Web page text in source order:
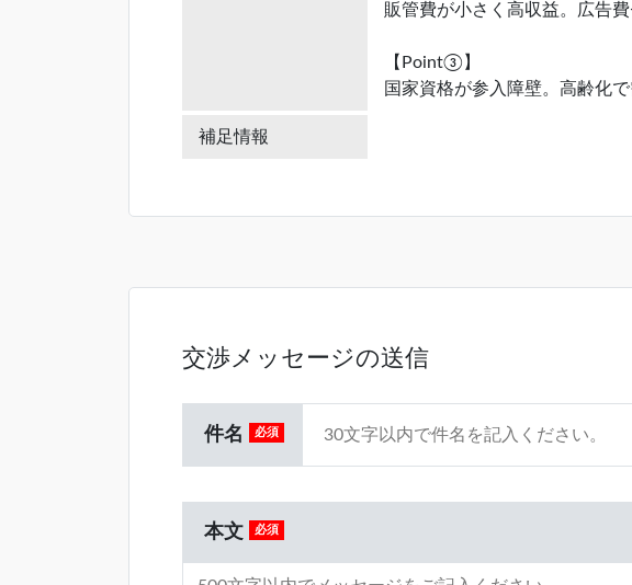
販管費が小さく高収益。広告費
【Point③】
国家資格が参入障壁。高齢化
補足情報
交渉メッセージの送信
件名
本文